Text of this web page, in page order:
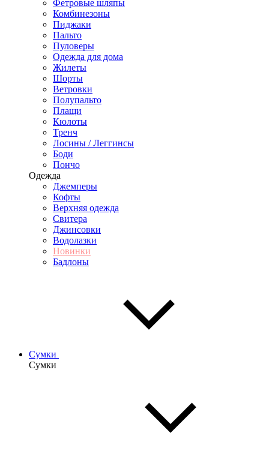
Фетровые шляпы
Комбинезоны
Пиджаки
Пальто
Пуловеры
Одежда для дома
Жилеты
Шорты
Ветровки
Полупальто
Плащи
Кюлоты
Тренч
Лосины / Леггинсы
Боди
Пончо
Одежда
Джемперы
Кофты
Верхняя одежда
Свитера
Джинсовки
Водолазки
Новинки
Бадлоны
Сумки
Сумки